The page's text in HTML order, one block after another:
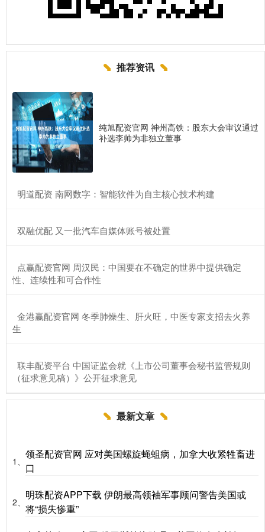
推荐资讯
纯旭配资官网 神州高铁：股东大会审议通过
补选李帅为非独立董事
​明道配资 南网数字：智能软件为自主核心技术构建
​双融优配 又一批汽车自媒体账号被处置
​点赢配资官网 周汉民：中国要在不确定的世界中提供确定
性、连续性和可合作性
​金港赢配资官网 冬季肺燥生、肝火旺，中医专家支招去火养
生
​联丰配资平台 中国证监会就《上市公司董事会秘书监管规则
（征求意见稿）》公开征求意见
最新文章
1、
领圣配资官网 应对美国螺旋蝇蛆病，加拿大收紧牲畜进
口
2、
明珠配资APP下载 伊朗最高领袖军事顾问警告美国或
将“损失惨重”